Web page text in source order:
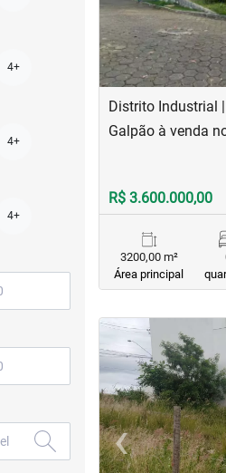
4+
4+
4+
Distrito Industrial
Galpão à venda
R$ 3.600.000,00
3200,00 m²
Área principal
<<<<
‹Previous